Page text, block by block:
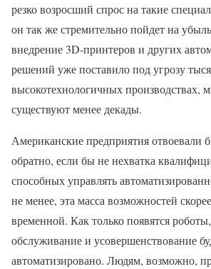
резко возросший спрос на такие
он так же стремительно пойдет на
внедрение 3D-принтеров и других
решений уже поставило под угрозу
высокотехнологичных производствах,
существуют менее декады.
Американские предприятия отвоевали
обратно, если бы не нехватка
способных управлять
не менее, эта масса возможностей
временной. Как только появятся
обслуживание и усовершенствование
автоматизировано. Людям, возможно,